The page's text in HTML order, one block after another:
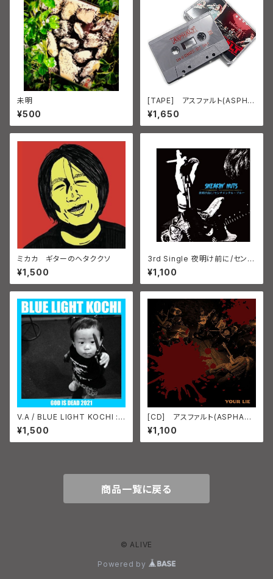
未明
¥500
[TAPE] アスファルト(ASPHA
LT) Live At CONQUEST 20
23 TAR-005
¥1,650
ミカカ ギターのヘタククソ
¥1,500
3rd Single 夜明け前に/センチ
メンタル・ブルー SNEAKIN' NU
TS
¥1,100
V.A / BLUE LIGHT KOCHI :
GOD IS DEAD 2021 CD
¥1,500
[CD] アスファルト(ASPHAL
T) YOUR LIE PVCジャケッ
ト TAR-004
¥1,100
商品一覧に戻る
© ALIVE
Powered by